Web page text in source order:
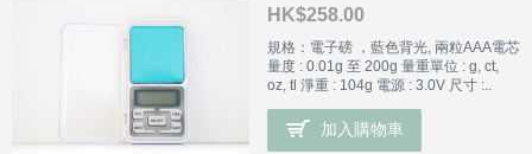
HK$258.00
規格：電子磅 ，藍色背光, 兩粒AAA電芯
量度 : 0.01g 至 200g 量重單位 : g, ct,
oz, tl 淨重 : 104g 電源 : 3.0V 尺寸 :..
加入購物車